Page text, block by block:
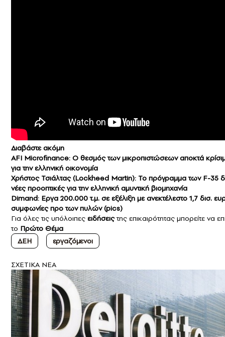
Διαβάστε ακόμη
AFI Microfinance: Ο θεσμός των μικροπιστώσεων αποκτά
για την ελληνική οικονομία
Χρήστος Τσιάλτας (Lockheed Martin): Το πρόγραμμα των F-35
νέες προοπτικές για την ελληνική αμυντική βιομηχανία
Dimand: Εργα 200.000 τ.μ. σε εξέλιξη με ανεκτέλεστο 1,7 δισ.
συμφωνίες προ των πυλών (pics)
Για όλες τις υπόλοιπες ειδήσειςτης επικαιρότητας μπορείτε να
το Πρώτο Θέμα
ΔΕΗ
εργαζόμενοι
ΣXETIKA NEA